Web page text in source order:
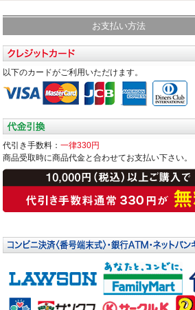
お支払い方法
以下のカードがご利用いただけます。
代引き手数料： 一律330円
商品受取時に商品代金と合わせてお支払い下さい。